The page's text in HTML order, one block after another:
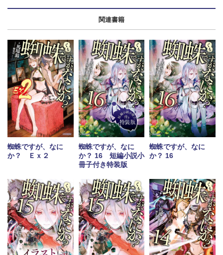
関連書籍
蜘蛛ですが、なに
か？ Ｅｘ２
蜘蛛ですが、なに
か？ 16 短編小説小
冊子付き特装版
蜘蛛ですが、なに
か？ 16